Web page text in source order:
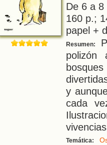
De 6 a
160 p.;
papel +
Resumen:
polizón
y
cada
vivencias
Temática: